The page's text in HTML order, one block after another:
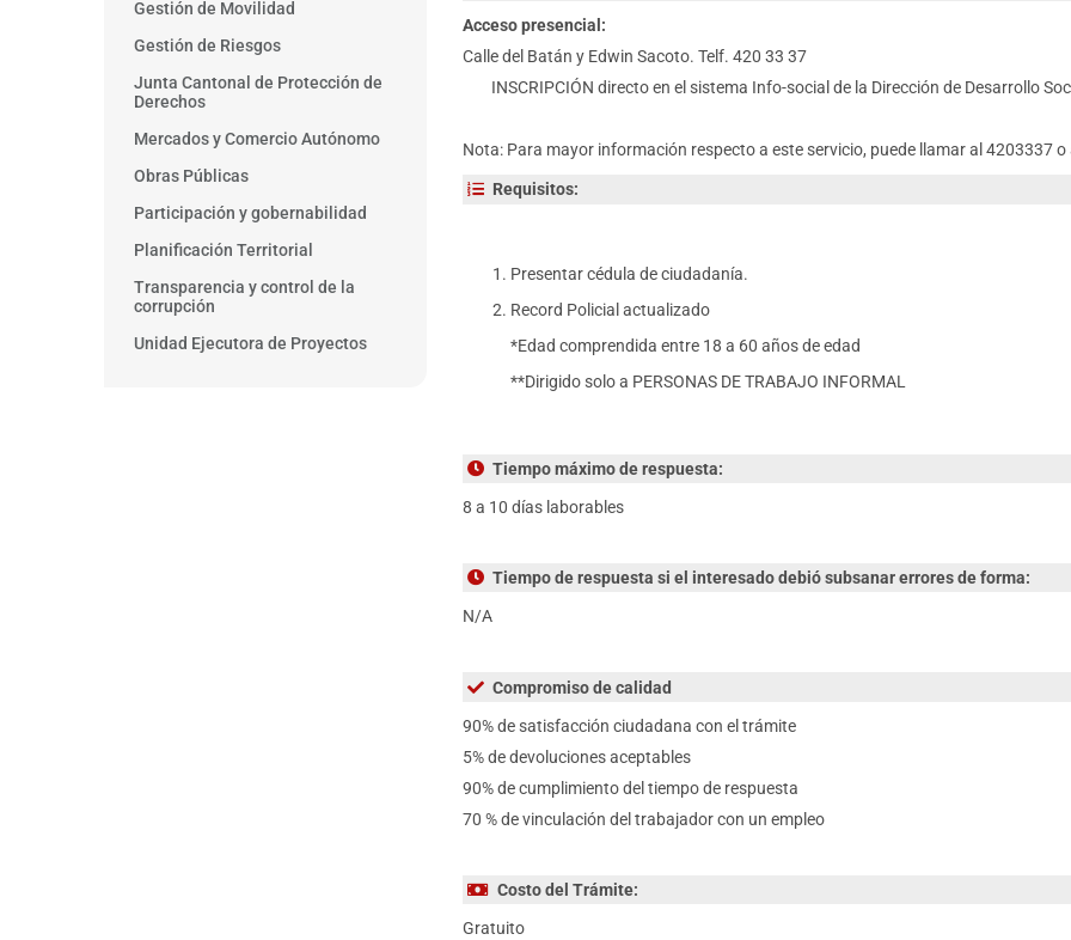
Acceso presencial:
Calle del Batán y Edwin Sacoto. Telf. 420 33 37
INSCRIPCIÓN directo en el sistema Info-social de la Dirección de Desarrollo
Nota: Para mayor información respecto a este servicio, puede llamar al 4203337
Requisitos:
Presentar cédula de ciudadanía.
Record Policial actualizado
*Edad comprendida entre 18 a 60 años de edad
**Dirigido solo a PERSONAS DE TRABAJO INFORMAL
Tiempo máximo de respuesta:
8 a 10 días laborables
Tiempo de respuesta si el interesado debió subsanar errores de forma:
N/A
Compromiso de calidad
90% de satisfacción ciudadana con el trámite
5% de devoluciones aceptables
90% de cumplimiento del tiempo de respuesta
70 % de vinculación del trabajador con un empleo
Costo del Trámite:
Gratuito
Gestión de Movilidad
Gestión de Riesgos
Junta Cantonal de Protección de
Derechos
Mercados y Comercio Autónomo
Obras Públicas
Participación y gobernabilidad
Planificación Territorial
Transparencia y control de la
corrupción
Unidad Ejecutora de Proyectos